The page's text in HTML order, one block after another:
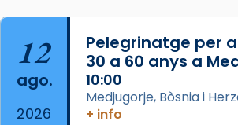
12
ago.
2026
Pelegrinatge per
30 a 60 anys a
10:00
Medjugorje, Bòsnia i
+ info